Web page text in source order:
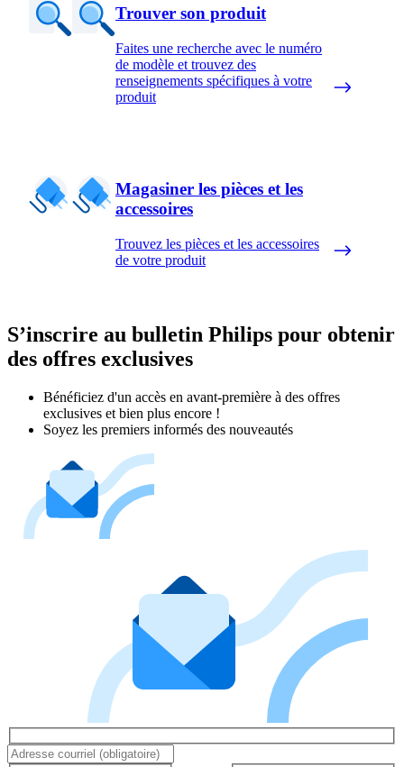
Trouver son produit
Faites une recherche avec le numéro
de modèle et trouvez des
renseignements spécifiques à votre
produit
Magasiner les pièces et les
accessoires
Trouvez les pièces et les accessoires
de votre produit
S’inscrire au bulletin Philips pour obtenir
des offres exclusives
Bénéficiez d'un accès en avant-première à des offres
exclusives et bien plus encore !
Soyez les premiers informés des nouveautés